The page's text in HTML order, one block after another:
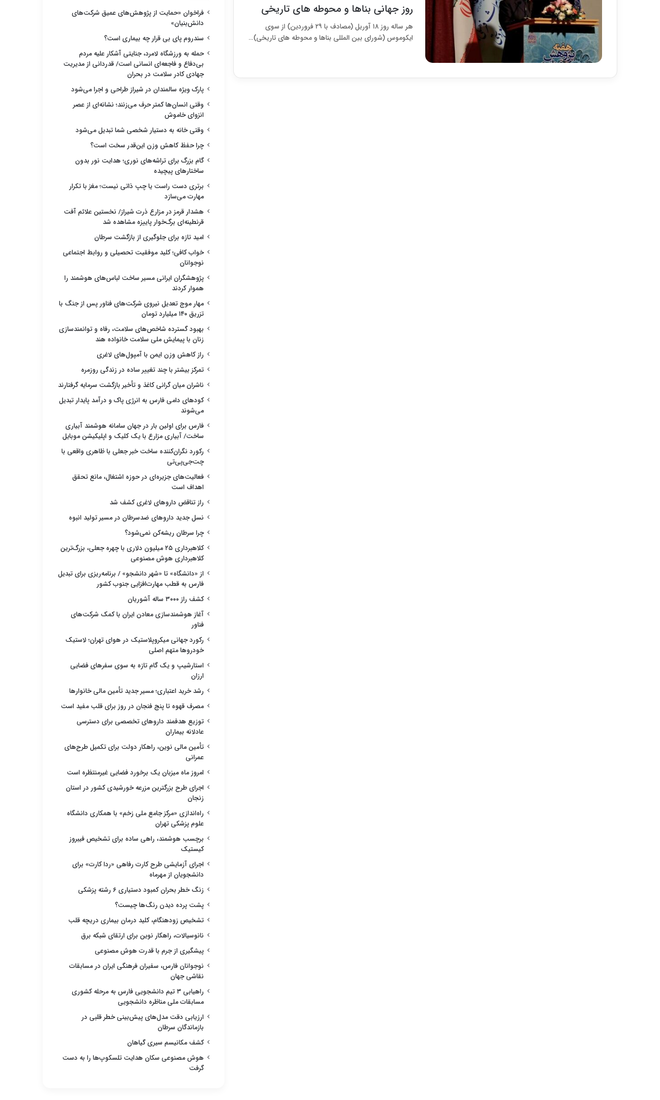
روز جهانی بناها و محوطه های تاریخی
هر ساله روز ۱۸ آوریل (مصادف با ۲۹ فروردین) از سوی
ایکوموس (شورای بین المللی بناها و محوطه های تاریخی)…
فراخوان «حمایت از پژوهش‌های عمیق شرکت‌های
دانش‌بنیان»
سندروم پای بی قرار چه بیماری است؟
حمله به ورزشگاه لامرد، جنایتی آشکار علیه مردم
بی‌دفاع و فاجعه‌ای انسانی است/ قدردانی از مدیریت
جهادی کادر سلامت در بحران
پارک ویژه سالمندان در شیراز طراحی و اجرا می‌شود
وقتی انسان‌ها کمتر حرف می‌زنند؛ نشانه‌ای از عصر
انزوای خاموش
وقتی خانه به دستیار شخصی شما تبدیل می‌شود
چرا حفظ کاهش وزن این‌قدر سخت است؟
گام بزرگ برای تراشه‌های نوری؛ هدایت نور بدون
ساختارهای پیچیده
برتری دست راست یا چپ ذاتی نیست؛ مغز با تکرار
مهارت می‌سازد
هشدار قرمز در مزارع ذرت شیراز/ نخستین علائم آفت
قرنطینه‌ای برگ‌خوار پاییزه مشاهده شد
امید تازه برای جلوگیری از بازگشت سرطان
خواب کافی؛ کلید موفقیت تحصیلی و روابط اجتماعی
نوجوانان
پژوهشگران ایرانی مسیر ساخت لباس‌های هوشمند را
هموار کردند
مهار موج تعدیل نیروی شرکت‌های فناور پس از جنگ با
تزریق ۱۴۰ میلیارد تومان
بهبود گسترده شاخص‌های سلامت، رفاه و توانمندسازی
زنان با پیمایش ملی سلامت خانواده هند
راز کاهش وزن ایمن با آمپول‌های لاغری
تمرکز بیشتر با چند تغییر ساده در زندگی روزمره
ناشران میان گرانی کاغذ و تأخیر بازگشت سرمایه گرفتارند
کودهای دامی فارس به انرژی پاک و درآمد پایدار تبدیل
می‌شوند
فارس برای اولین بار در جهان سامانه هوشمند آبیاری
ساخت/ آبیاری مزارع با یک کلیک و اپلیکیشن موبایل
رکورد نگران‌کننده ساخت خبر جعلی با ظاهری واقعی با
چت‌جی‌پی‌تی
فعالیت‌های جزیره‌ای در حوزه اشتغال، مانع تحقق
اهداف است
راز تناقض داروهای لاغری کشف شد
نسل جدید داروهای ضدسرطان در مسیر تولید انبوه
چرا سرطان ریشه‌کن نمی‌شود؟
کلاهبرداری ۲۵ میلیون دلاری با چهره جعلی، بزرگ‌ترین
کلاهبرداری هوش مصنوعی
از «دانشگاه» تا «شهر دانشجو» / برنامه‌ریزی برای تبدیل
فارس به قطب مهارت‌افزایی جنوب کشور
کشف راز ۳۰۰۰ ساله آشوریان
آغاز هوشمندسازی معادن ایران با کمک شرکت‌های
فناور
رکورد جهانی میکروپلاستیک در هوای تهران؛ لاستیک
خودروها متهم اصلی
استارشیپ و یک گام تازه به سوی سفرهای فضایی
ارزان
رشد خرید اعتباری؛ مسیر جدید تأمین مالی خانوارها
مصرف قهوه تا پنج فنجان در روز برای قلب مفید است
توزیع هدفمند داروهای تخصصی برای دسترسی
عادلانه بیماران
تأمین مالی نوین، راهکار دولت برای تکمیل طرح‌های
عمرانی
امروز ماه میزبان یک برخورد فضایی غیرمنتظره است
اجرای طرح بزرگترین مزرعه خورشیدی کشور در استان
زنجان
راه‌اندازی «مرکز جامع ملی زخم» با همکاری دانشگاه
علوم پزشکی تهران
برچسب هوشمند، راهی ساده برای تشخیص فیبروز
کیستیک
اجرای آزمایشی طرح کارت رفاهی «ردا کارت» برای
دانشجویان از مهرماه
زنگ خطر بحران کمبود دستیاری ۶ رشته پزشکی
پشت پرده دیدن رنگ‌ها چیست؟
تشخیص زودهنگام، کلید درمان بیماری دریچه قلب
نانوسیالات، راهکار نوین برای ارتقای شبکه برق
پیشگیری از جرم با قدرت هوش مصنوعی
نوجوانان فارس، سفیران فرهنگی ایران در مسابقات
نقاشی جهان
راهیابی ۳ تیم دانشجویی فارس به مرحله کشوری
مسابقات ملی مناظره دانشجویی
ارزیابی دقت مدل‌های پیش‌بینی خطر قلبی در
بازماندگان سرطان
کشف مکانیسم سیری گیاهان
هوش مصنوعی سکان هدایت تلسکوپ‌ها را به دست
گرفت